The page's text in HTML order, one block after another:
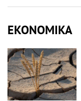
EKONOMIKA